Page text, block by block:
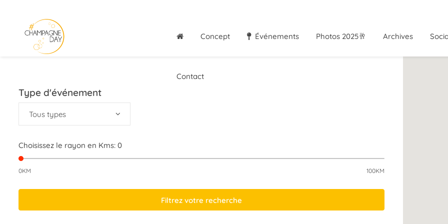
Concept Événements Photos 2025🥂 Archives
Contact
Type d'événement
Tous types
Choisissez le rayon en Kms: 0
0KM 100KM
Filtrez votre recherche